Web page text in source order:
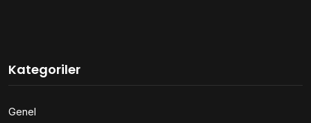
Kategoriler
Genel